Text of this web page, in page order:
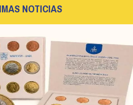
NOTICIAS